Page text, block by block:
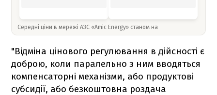
Середні ціни в мережі АЗС «Amic Energy» станом на
"Відміна цінового регулювання в дійсності є
доброю, коли паралельно з ним вводяться
компенсаторні механізми, або продуктові
субсидії, або безкоштовна роздача